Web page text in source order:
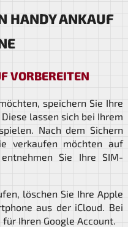
HANDY ANKAUF
VORBEREITEN
speichern Sie Ihre
lassen sich bei Ihrem
Nach dem Sichern
verkaufen möchten auf
Sie Ihre SIM-
löschen Sie Ihre Apple
aus der iCloud. Bei
Ihren Google Account.